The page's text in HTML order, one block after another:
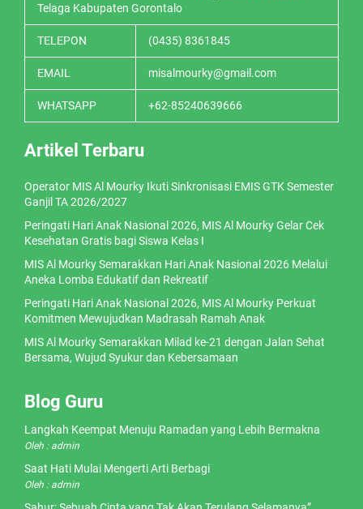
Telaga Kabupaten Gorontalo
TELEPON (0435) 8361845
EMAIL misalmourky@gmail.com
WHATSAPP +62-85240639666
Artikel Terbaru
Operator MIS Al Mourky Ikuti Sinkronisasi EMIS GTK Semester
Ganjil TA 2026/2027
Peringati Hari Anak Nasional 2026, MIS Al Mourky Gelar Cek
Kesehatan Gratis bagi Siswa Kelas I
MIS Al Mourky Semarakkan Hari Anak Nasional 2026 Melalui
Aneka Lomba Edukatif dan Rekreatif
Peringati Hari Anak Nasional 2026, MIS Al Mourky Perkuat
Komitmen Mewujudkan Madrasah Ramah Anak
MIS Al Mourky Semarakkan Milad ke-21 dengan Jalan Sehat
Bersama, Wujud Syukur dan Kebersamaan
Blog Guru
Langkah Keempat Menuju Ramadan yang Lebih Bermakna
Oleh : admin
Saat Hati Mulai Mengerti Arti Berbagi
Oleh : admin